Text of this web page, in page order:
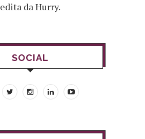
edita da Hurry.
SOCIAL